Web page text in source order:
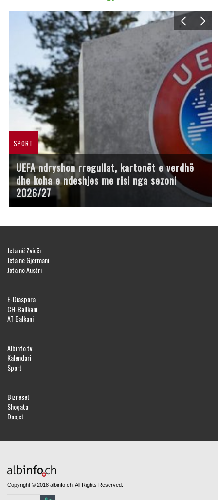
SPORT
UEFA ndryshon rregullat, kartonët e verdhë
dhe koha e ndeshjes me risi nga sezoni
2026/27
Jeta në Zvicër
Jeta në Gjermani
Jeta në Austri
E-Diaspora
CH-Ballkani
AT Balkani
Albinfo.tv
Kalendari
Sport
Bizneset
Shoqata
Dosjet
Copyright © 2018 albinfo.ch. All Rights Reserved.